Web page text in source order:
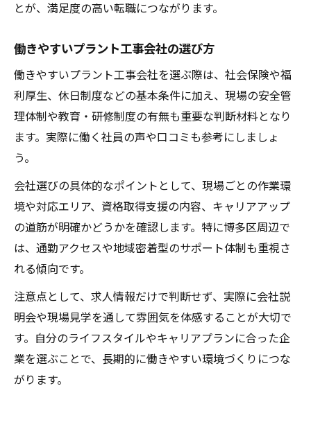
とが、満足度の高い転職につながります。
働きやすいプラント工事会社の選び方
働きやすいプラント工事会社を選ぶ際は、社会保険や福
利厚生、休日制度などの基本条件に加え、現場の安全管
理体制や教育・研修制度の有無も重要な判断材料となり
ます。実際に働く社員の声や口コミも参考にしましょ
う。
会社選びの具体的なポイントとして、現場ごとの作業環
境や対応エリア、資格取得支援の内容、キャリアアップ
の道筋が明確かどうかを確認します。特に博多区周辺で
は、通勤アクセスや地域密着型のサポート体制も重視さ
れる傾向です。
注意点として、求人情報だけで判断せず、実際に会社説
明会や現場見学を通して雰囲気を体感することが大切で
す。自分のライフスタイルやキャリアプランに合った企
業を選ぶことで、長期的に働きやすい環境づくりにつな
がります。